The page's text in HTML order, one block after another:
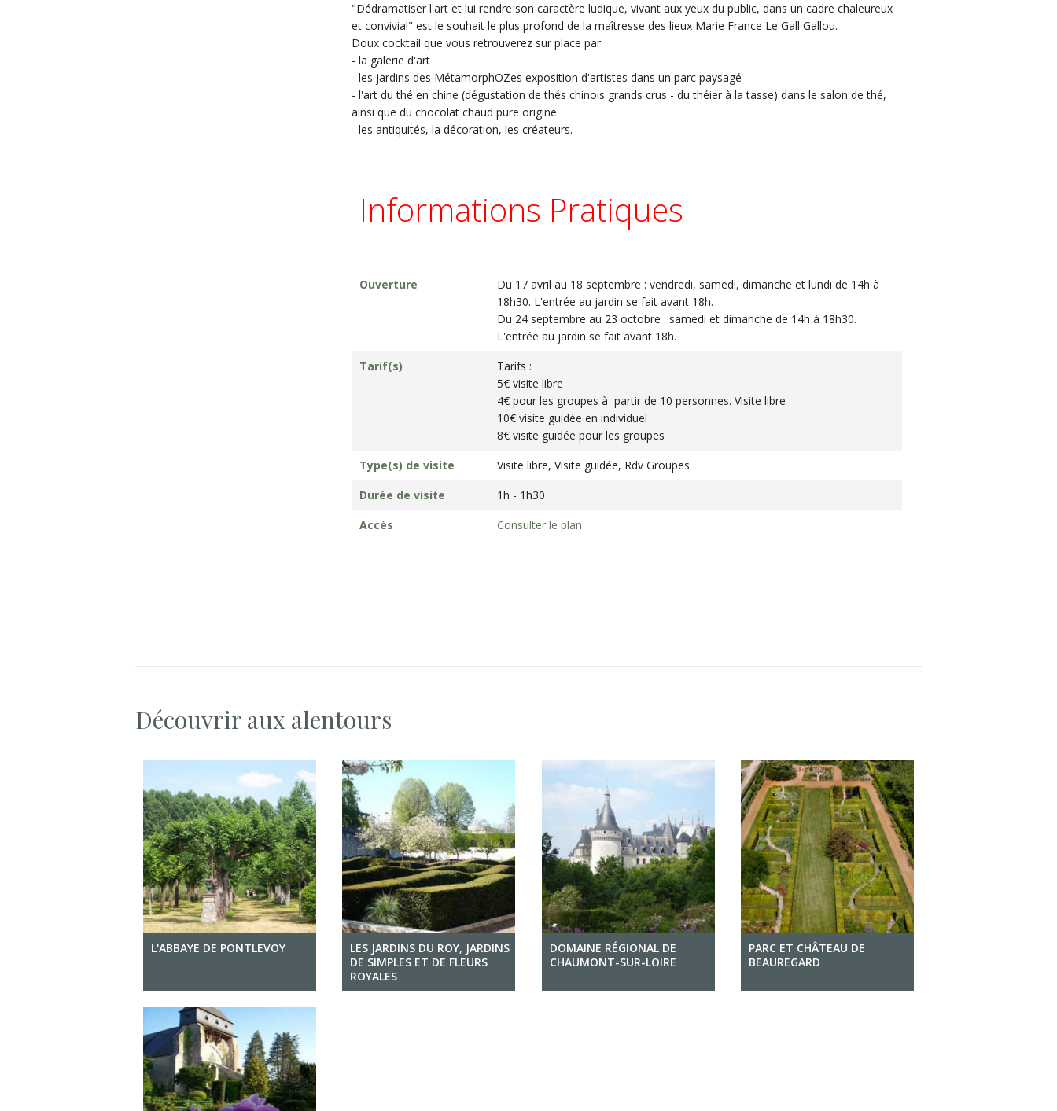
"Dédramatiser l'art et lui rendre son caractère ludique, vivant aux yeux du public, dans un cadre chaleureux
et convivial" est le souhait le plus profond de la maîtresse des lieux Marie France Le Gall Gallou.
Doux cocktail que vous retrouverez sur place par:
- la galerie d'art
- les jardins des MétamorphOZes exposition d'artistes dans un parc paysagé
- l'art du thé en chine (dégustation de thés chinois grands crus - du théier à la tasse) dans le salon de thé,
ainsi que du chocolat chaud pure origine
- les antiquités, la décoration, les créateurs.
Informations Pratiques
Ouverture
Du 17 avril au 18 septembre : vendredi, samedi, dimanche et lundi de 14h à
18h30. L'entrée au jardin se fait avant 18h.
Du 24 septembre au 23 octobre : samedi et dimanche de 14h à 18h30.
L'entrée au jardin se fait avant 18h.
Tarif(s)
Tarifs :
5€ visite libre
4€ pour les groupes à partir de 10 personnes. Visite libre
10€ visite guidée en individuel
8€ visite guidée pour les groupes
Type(s) de visite
Visite libre, Visite guidée, Rdv Groupes.
Durée de visite
1h - 1h30
Accès
Consulter le plan
Découvrir aux alentours
L'ABBAYE DE PONTLEVOY
LES JARDINS DU ROY, JARDINS
DE SIMPLES ET DE FLEURS
ROYALES
DOMAINE RÉGIONAL DE
CHAUMONT-SUR-LOIRE
PARC ET CHÂTEAU DE
BEAUREGARD